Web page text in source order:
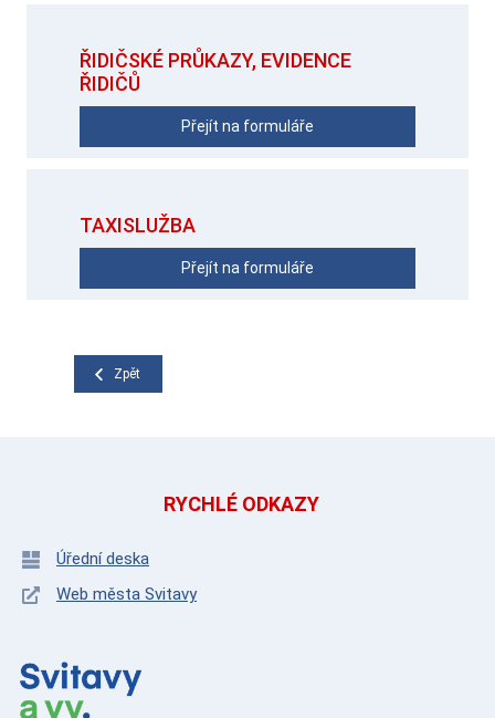
ŘIDIČSKÉ PRŮKAZY, EVIDENCE
ŘIDIČŮ
Přejít na formuláře
TAXISLUŽBA
Přejít na formuláře
Zpět
RYCHLÉ ODKAZY
Úřední deska
Web města Svitavy